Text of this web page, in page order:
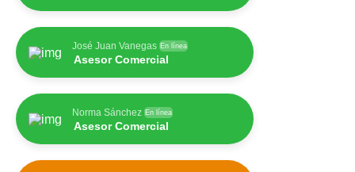
José Juan Vanegas En línea
Asesor Comercial
Norma Sánchez En línea
Asesor Comercial